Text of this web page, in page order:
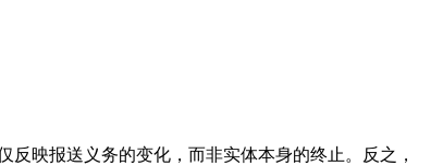
映报送义务的变化，而非实体本身的终止。反之，